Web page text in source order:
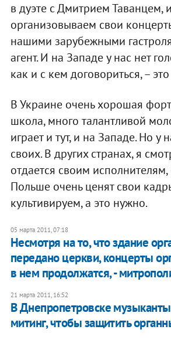
в дуэте с Дмитрием Таванцем,
организовываем свои
нашими зарубежными
агент. И на Западе у нас нет
как и с кем договориться, –
В Украине очень хорошая
школа, много талантливой
играет и тут, и на Западе. Но у
своих. В других странах, я
отдается своим
Польше очень ценят свои
культивируем, а это нужно.
05 марта 2011, 07:18
Несмотря на то, что здание
передано церкви, концерты
в нем продолжатся, -
21 марта 2011, 16:52
В Днепропетровске
митинг, чтобы защитить